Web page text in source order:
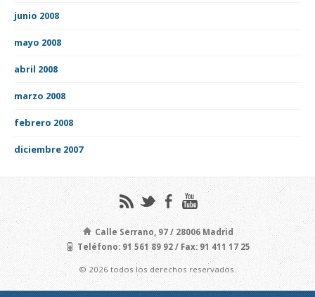
junio 2008
mayo 2008
abril 2008
marzo 2008
febrero 2008
diciembre 2007
Calle Serrano, 97 / 28006 Madrid
Teléfono: 91 561 89 92 / Fax: 91 411 17 25
© 2026 todos los derechos reservados.